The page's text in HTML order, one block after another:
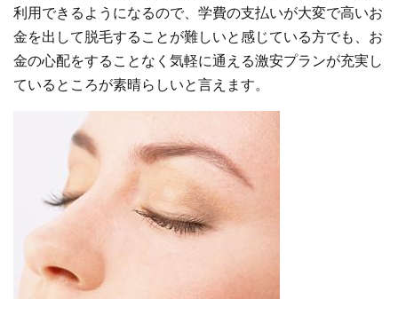
利用できるようになるので、学費の支払いが大変で高いお
金を出して脱毛することが難しいと感じている方でも、お
金の心配をすることなく気軽に通える激安プランが充実し
ているところが素晴らしいと言えます。